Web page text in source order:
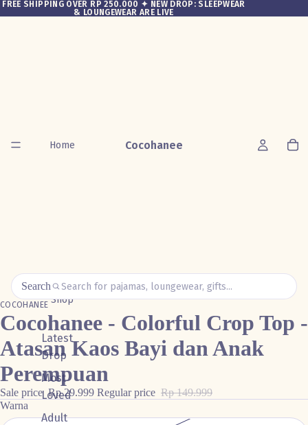
FREE SHIPPING OVER RP 250.000 ✦ NEW DROP: SLEEPWEAR
& LOUNGEWEAR ARE LIVE
Cocohanee
Home
Shop
Latest
Drop
Most
Loved
Adult
Search
COCOHANEE
Cocohanee - Colorful Crop Top -
Atasan Kaos Bayi dan Anak
Perempuan
Sale price Rp 29.999 Regular price Rp 149.999
Warna